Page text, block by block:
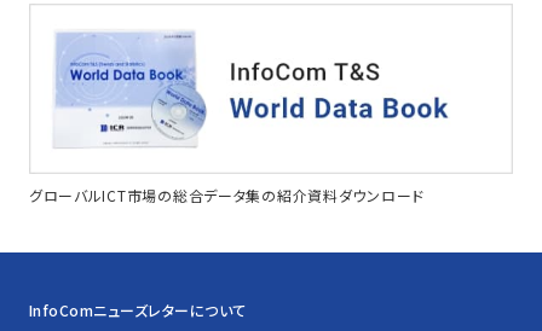
グローバルICT市場の総合データ集の紹介資料ダウンロード
InfoComニューズレターについて